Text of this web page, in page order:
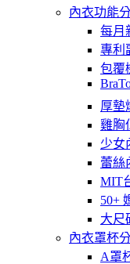
內衣功能
每月
專利
包覆
厚墊
雞胸
少女
蕾絲
MIT
50+
大尺
內衣罩杯
A罩